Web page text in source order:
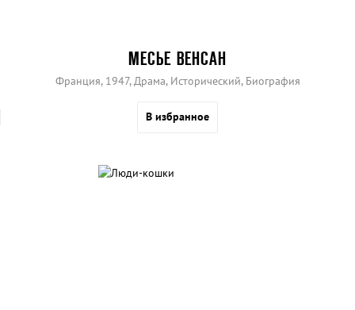
МЕСЬЕ ВЕНСАН
Франция, 1947, Драма, Исторический, Биография
В избранное